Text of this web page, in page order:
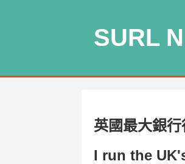
SURL
英國最大銀
I run the